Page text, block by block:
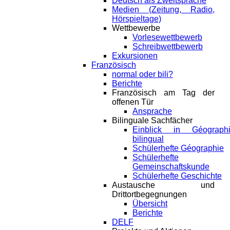
Medien (Zeitung, Radio,
Hörspieltage)
Wettbewerbe
Vorlesewettbewerb
Schreibwettbewerb
Exkursionen
Französisch
normal oder bili?
Berichte
Französisch am Tag der
offenen Tür
Ansprache
Bilinguale Sachfächer
Einblick in
bilingual
Schülerhefte Géographie
Schülerhefte
Gemeinschaftskunde
Schülerhefte Geschichte
Austausche und
Drittortbegegnungen
Übersicht
Berichte
DELF